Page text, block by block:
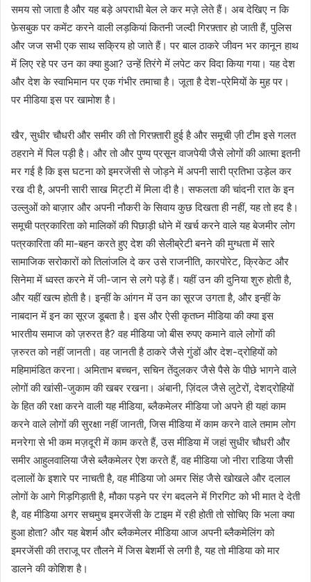
समय सो जाता है और यह बड़े अपराधी बेल ले कर मज़े लेते हैं। अब देखिए न कि
फ़ेसबुक पर कमेंट करने वाली लड़कियां कितनी जल्दी गिरफ़्तार हो जाती हैं, पुलिस
और जज सभी एक साथ सक्रिय हो जाते हैं। पर बाल ठाकरे जीवन भर कानून हाथ
में लिए रहे पर उन का क्या हुआ? उन्हें तिरंगे में लपेट कर विदा किया गया। यह देश
और देश के स्वाभिमान पर एक गंभीर तमाचा है। जूता है देश-प्रेमियों के मुह पर।
पर मीडिया इस पर खामोश है।
खैर, सुधीर चौधरी और समीर की तो गिरफ़्तारी हुई है और समूची ज़ी टीम इसे गलत
ठहराने में पिल पड़ी है। और तो और पुण्य प्रसून वाजपेयी जैसे लोगों की आत्मा इतनी
मर गई है कि इस घटना को इमरजेंसी से जोड़ने में अपनी सारी प्रतिभा उड़ेल कर
रख दी है, अपनी सारी साख मिट्टी में मिला दी है। सफलता की चांदनी रात के इन
उल्लुओं को बाज़ार और अपनी नौकरी के सिवाय कुछ दिखता ही नहीं, यह तो हद है।
समूची पत्रकारिता को मालिकों की पिछाड़ी धोने में खर्च करने वाले यह बेजमीर लोग
पत्रकारिता की मा-बहन करते हुए देश की सेलीब्रेटी बनने की मुग्धता में सारे
सामाजिक सरोकारों को तिलांजलि दे कर उसे राजनीति, कारपोरेट, क्रिकेट और
सिनेमा में ध्वस्त करने में जी-जान से लगे पड़े हैं। यहीं उन की दुनिया शुरु होती है,
और यहीं खत्म होती है। इन्हीं के आंगन में उन का सूरज उगता है, और इन्हीं के
नाबदान में इन का सूरज डूबता है। इस और ऐसी कृतघ्न मीडिया की क्या इस
भारतीय समाज को ज़रुरत है? वह मीडिया जो बीस रुपए कमाने वाले लोगों की
ज़रुरत को नहीं जानती। वह जानती है ठाकरे जैसे गुंडों और देश-द्रोहियों को
महिमामंडित करना। अमिताभ बच्चन, सचिन तेंदुलकर जैसे पैसे के पीछे भागने वाले
लोगों की खांसी-जुकाम की खबर रखना। अंबानी, ज़िंदल जैसे लुटेरों, देशद्रोहियों
के हित की रक्षा करने वाली यह मीडिया, ब्लैकमेलर मीडिया जो अपने ही यहां काम
करने वाले लोगों की सुरक्षा नहीं जानती, जिस मीडिया में काम करने वाले तमाम लोग
मनरेगा से भी कम मज़दूरी में काम करते हैं, उस मीडिया में जहां सुधीर चौधरी और
समीर आहुलवालिया जैसे ब्लैकमेलर ऐश करते हैं, वह मीडिया जो नीरा राडिया जैसी
दलालों के इशारे पर नाचती है, वह मीडिया जो अमर सिंह जैसे खोखले और दलाल
लोगों के आगे गिड़गिड़ाती है, मौका पड़ने पर रंग बदलने में गिरगिट को भी मात दे देती
है, वह मीडिया अगर सचमुच इमरजेंसी के टाइम में रही होती तो सोचिए कि भला क्या
हुआ होता? और यह बेशर्म और ब्लैकमेलर मीडिया आज अपनी ब्लैकमेलिंग को
इमरजेंसी की तराजू पर तौलने में जिस बेशर्मी से लगी है, यह तो मीडिया को मार
डालने की कोशिश है।